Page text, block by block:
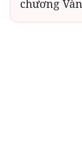
chương